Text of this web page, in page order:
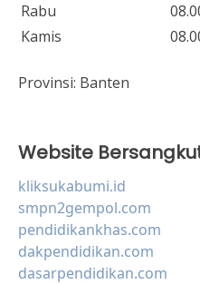
Rabu
Kamis
Provinsi: Banten
Website
kliksukabumi.id
smpn2gempol.com
pendidikankhas.com
dakpendidikan.com
dasarpendidikan.com